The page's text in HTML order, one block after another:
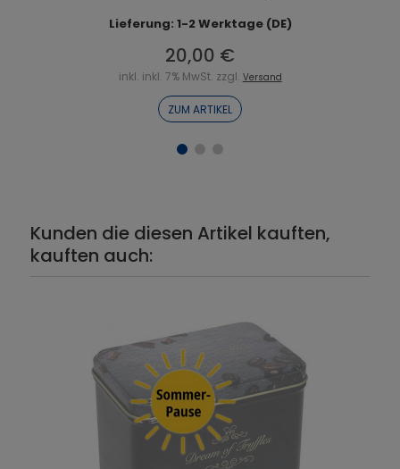
Lieferung: 1-2 Werktage (DE)
20,00 €
inkl. inkl. 7% MwSt. zzgl. Versand
ZUM ARTIKEL
Kunden die diesen Artikel kauften,
kauften auch: